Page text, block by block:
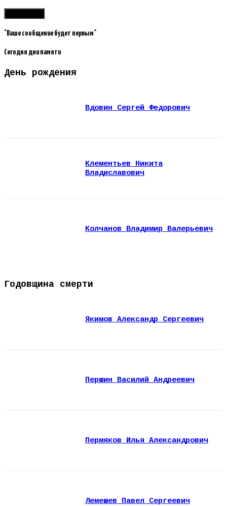
"Ваше сообщение будет первым"
Сегодня дни памяти
День рождения
Вдовин Сергей Федорович
Клементьев Никита
Владиславович
Колчанов Владимир Валерьевич
Годовщина смерти
Якимов Александр Сергеевич
Першин Василий Андреевич
Пермяков Илья Александрович
Лемешев Павел Сергеевич